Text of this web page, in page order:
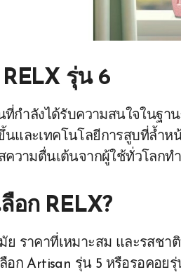
รุ่น 6
ที่กำลังได้รับความสนใจในฐ
และเทคโนโลยีการสูบที่ล้ำห
ความตื่นเต้นจากผู้ใช้ทั่วโลกท
อก RELX?
ราคาที่เหมาะสม และรสชา
อก Artisan รุ่น 5 หรือรอคอย